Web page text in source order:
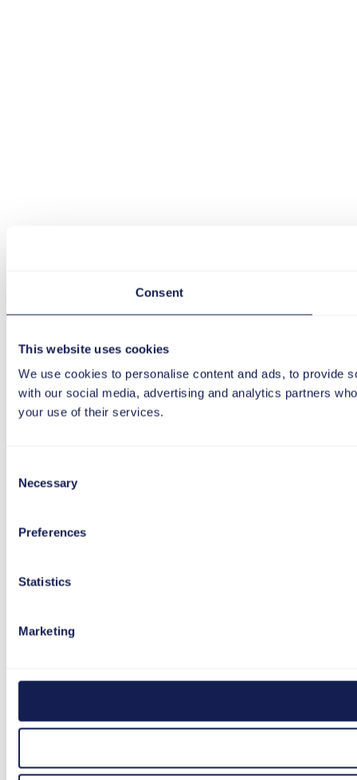
Consent
This website uses cookies
We use cookies to personalise content and ads, to provide
with our social media, advertising and analytics partners
your use of their services.
Selection
Necessary
Preferences
Statistics
Marketing